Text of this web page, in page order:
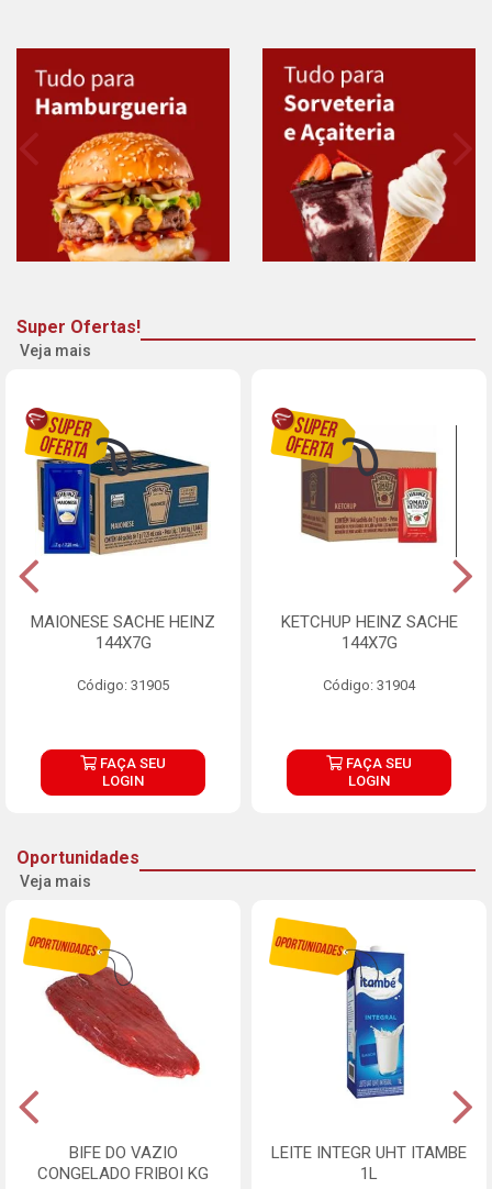
Super Ofertas!
Veja mais
MAIONESE SACHE HEINZ
144X7G
Código: 31905
FAÇA SEU
LOGIN
KETCHUP HEINZ SACHE
144X7G
Código: 31904
FAÇA SEU
LOGIN
Oportunidades
Veja mais
BIFE DO VAZIO
CONGELADO FRIBOI KG
LEITE INTEGR UHT ITAMBE
1L